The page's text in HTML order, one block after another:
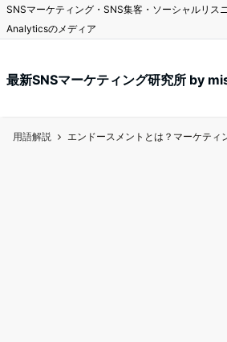
SNSマーケティング・SNS集客・ソーシャルリス
Analyticsのメディア
最新SNSマーケティング研究所 by
用語解説 エンドースメントとは？マーケティ